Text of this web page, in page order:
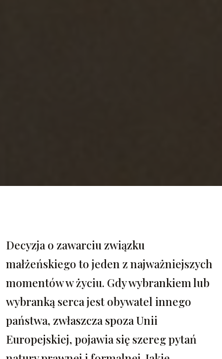
Decyzja o zawarciu związku
małżeńskiego to jeden z najważniejszych
momentów w życiu. Gdy wybrankiem lub
wybranką serca jest obywatel innego
państwa, zwłaszcza spoza Unii
Europejskiej, pojawia się szereg pytań